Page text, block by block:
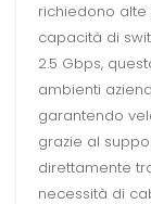
richiedono alte
capacità di
2.5 Gbps,
ambienti
garantendo
grazie al
direttamente
necessità di